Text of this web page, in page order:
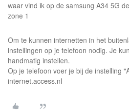
waar vind ik op de samsung A34 5G
zone 1
Om te kunnen internetten in het
instellingen op je telefoon nodig. Je
handmatig instellen.
Op je telefoon voer je bij de instelling
internet.access.nl